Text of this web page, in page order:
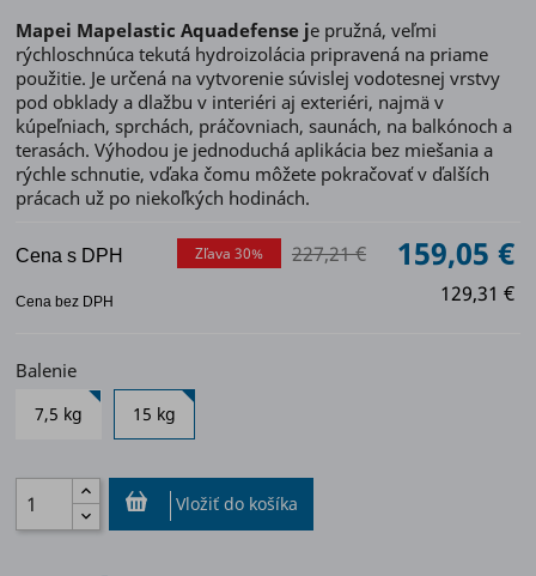
Mapei Mapelastic Aquadefense je pružná, veľmi
rýchloschnúca tekutá hydroizolácia pripravená na priame
použitie. Je určená na vytvorenie súvislej vodotesnej vrstvy
pod obklady a dlažbu v interiéri aj exteriéri, najmä v
kúpeľniach, sprchách, práčovniach, saunách, na balkónoch a
terasách. Výhodou je jednoduchá aplikácia bez miešania a
rýchle schnutie, vďaka čomu môžete pokračovať v ďalších
prácach už po niekoľkých hodinách.
Cena s DPH Zľava 30% 227,21 € 159,05 €
Cena bez DPH 129,31 €
Balenie
7,5 kg 15 kg
Vložiť do košíka